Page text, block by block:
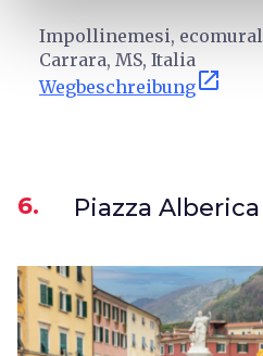
Impollinemesi,
Carrara, MS, Italia
Wegbeschreibungopen_in_new
6. Piazza Alberica